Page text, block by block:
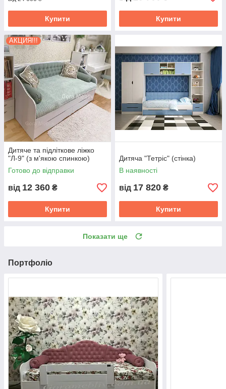
Купити Купити
АКЦИЯ!!!
Дитяче та підліткове ліжко
"Л-9" (з м'якою спинкою)
Готово до відправки
від 12 360 ₴
Купити
Дитяча "Тетріс" (стінка)
В наявності
від 17 820 ₴
Купити
Показати ще
Портфоліо